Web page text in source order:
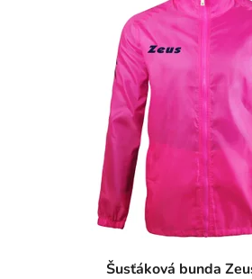
Šusťáková bunda